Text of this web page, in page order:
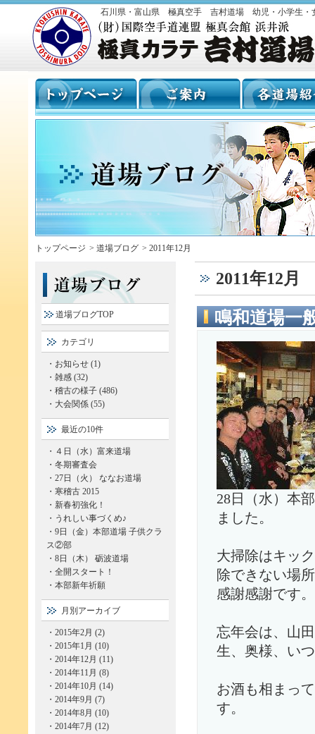
石川県・富山県 極真空手 吉村道場 幼児・小学生・
トップページ > 道場ブログ > 2011年12月
2011年12月
鳴和道場一
28日（水）本
ました。
大掃除はキッ
除できない場
感謝感謝です。
忘年会は、山
生、奥様、い
お酒も相まっ
す。
道場ブログTOP
カテゴリ
・ お知らせ (1)
・ 雑感 (32)
・ 稽古の様子 (486)
・ 大会関係 (55)
最近の10件
・ ４日（水）富来道場
・ 冬期審査会
・ 27日（火） ななお道場
・ 寒稽古 2015
・ 新春初強化！
・ うれしい事づくめ♪
・ 9日（金）本部道場 子供クラ
ス②部
・ 8日（木） 砺波道場
・ 全開スタート！
・ 本部新年祈願
月別アーカイブ
・ 2015年2月 (2)
・ 2015年1月 (10)
・ 2014年12月 (11)
・ 2014年11月 (8)
・ 2014年10月 (14)
・ 2014年9月 (7)
・ 2014年8月 (10)
・ 2014年7月 (12)